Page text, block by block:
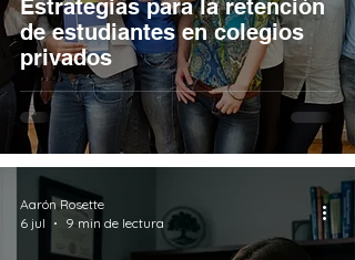
Estrategias para la retención
de estudiantes en colegios
privados
Aarón Rosette
6 jul
9 min de lectura